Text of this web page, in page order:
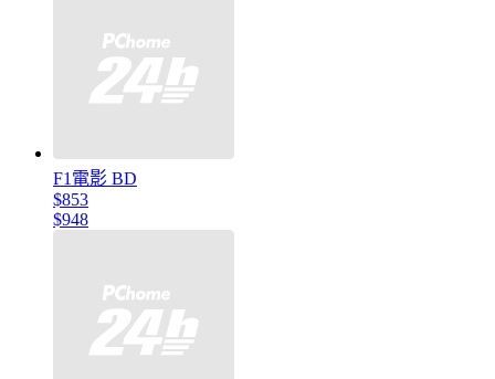
F1電影 BD
$853
$948